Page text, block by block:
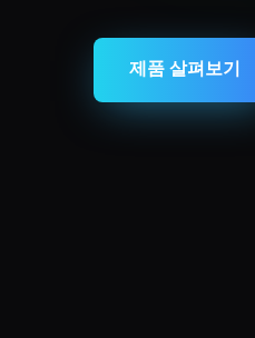
제품 살펴보기